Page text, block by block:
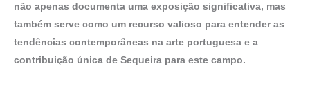
não apenas documenta uma exposição significativa, mas
também serve como um recurso valioso para entender as
tendências contemporâneas na arte portuguesa e a
contribuição única de Sequeira para este campo.